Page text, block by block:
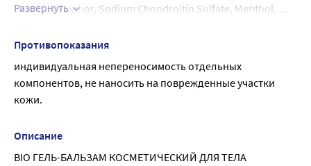
Extract, Camphor, Sodium Chondroitin Sulfate, Menthol,
(Lavender) Oil, Juniperus Communis Oil, Rosmarinus
Eugenia Caryophyllus (Clove) Flower Oil, Tocopheryl Acetate,
BHT, Propylene Glycol (and) Diazolidinyl Urea (and) Methyl
Развернуть
Противопоказания
индивидуальная непереносимость отдельных
компонентов, не наносить на поврежденные участки
кожи.
Описание
BIO ГЕЛЬ-БАЛЬЗАМ КОСМЕТИЧЕСКИЙ ДЛЯ ТЕЛА